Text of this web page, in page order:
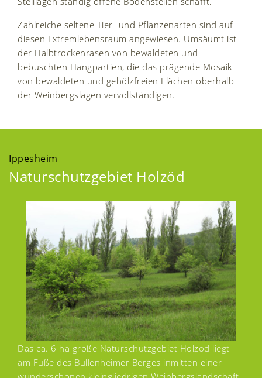
Zahlreiche seltene Tier- und Pflanzenarten sind auf
diesen Extremlebensraum angewiesen. Umsäumt ist
der Halbtrockenrasen von bewaldeten und
bebuschten Hangpartien, die das prägende Mosaik
von bewaldeten und gehölzfreien Flächen oberhalb
der Weinbergslagen vervollständigen.
Ippesheim
Naturschutzgebiet Holzöd
Das ca. 6 ha große Naturschutzgebiet Holzöd liegt
am Fuße des Bullenheimer Berges inmitten einer